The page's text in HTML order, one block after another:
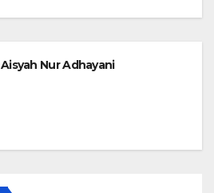
Aisyah Nur Adhayani